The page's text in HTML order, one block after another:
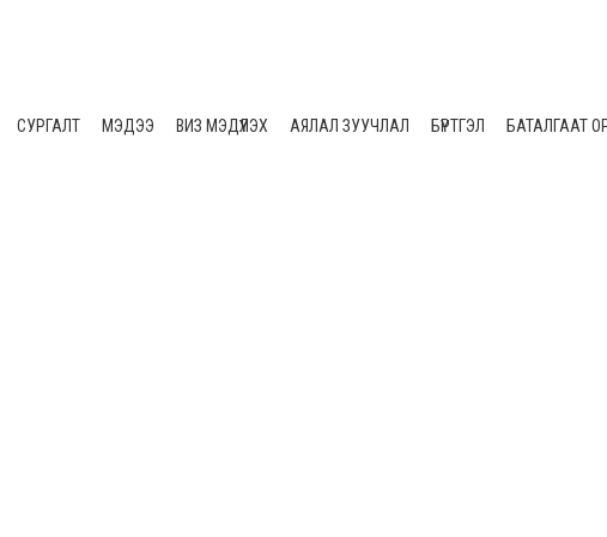
CУРГАЛТ МЭДЭЭ ВИЗ МЭДҮҮЛЭХ АЯЛАЛ ЗУУЧЛАЛ БҮРТГЭЛ БАТАЛГААТ